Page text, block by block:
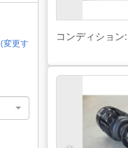
(変更す
コンディション: